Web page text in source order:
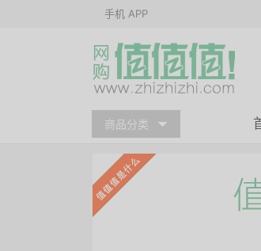
手机 APP
商品分类